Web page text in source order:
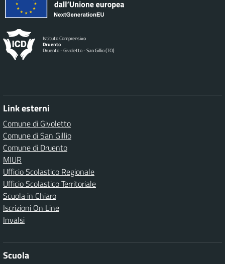
Istituto Comprensivo
Druento
Druento - Givoletto - San Gillio (TO)
Link esterni
Comune di Givoletto
Comune di San Gillio
Comune di Druento
MIUR
Ufficio Scolastico Regionale
Ufficio Scolastico Territoriale
Scuola in Chiaro
Iscrizioni On Line
Invalsi
Scuola